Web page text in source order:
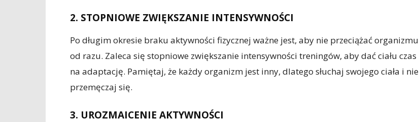
2. STOPNIOWE ZWIĘKSZANIE INTENSYWNOŚCI
Po długim okresie braku aktywności fizycznej ważne jest, aby nie przeciążać organizmu
od razu. Zaleca się stopniowe zwiększanie intensywności treningów, aby dać ciału czas
na adaptację. Pamiętaj, że każdy organizm jest inny, dlatego słuchaj swojego ciała i nie
przemęczaj się.
3. UROZMAICENIE AKTYWNOŚCI